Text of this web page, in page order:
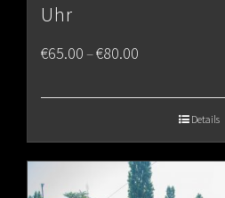
Uhr
€65.00–€80.00
€80.00
Details